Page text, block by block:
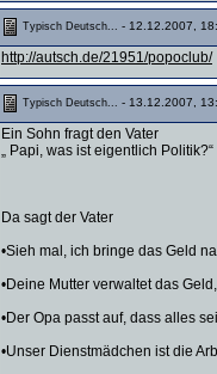
Typisch Deutsch... - 12.12.2007,
http://autsch.de/21951/popoclub/
Typisch Deutsch... - 13.12.2007,
Ein Sohn fragt den Vater
„ Papi, was ist eigentlich Politik?“
Da sagt der Vater
•Sieh mal, ich bringe das Geld
•Deine Mutter verwaltet das
•Der Opa passt auf, dass alles
•Unser Dienstmädchen ist die